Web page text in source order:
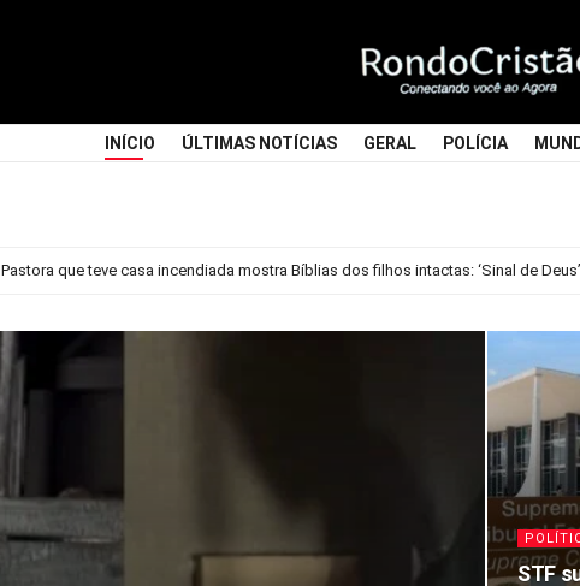
INÍCIO ÚLTIMAS NOTÍCIAS GERAL POLÍCIA
Pastora que teve casa incendiada mostra Bíblias dos filhos intactas: ‘Sinal de Deus’
STF